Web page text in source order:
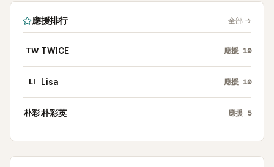
應援排行 全部 →
TW TWICE 應援 10
LI Lisa 應援 10
朴彩朴彩英 應援 5